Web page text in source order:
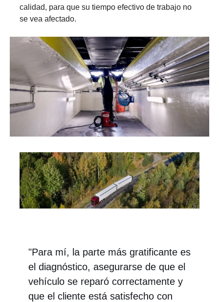
calidad, para que su tiempo efectivo de trabajo no
se vea afectado.
"Para mí, la parte más gratificante es
el diagnóstico, asegurarse de que el
vehículo se reparó correctamente y
que el cliente está satisfecho con